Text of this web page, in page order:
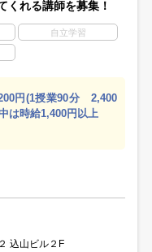
くれる講師を募集！
自立学習
円(1授業90分 2,400
時給1,400円以上
込山ビル２F